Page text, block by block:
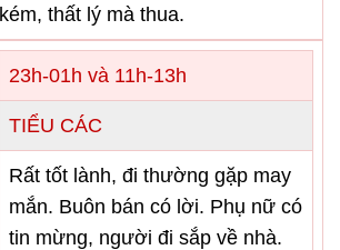
kém, thất lý mà thua.
23h-01h và 11h-13h
TIỂU CÁC
Rất tốt lành, đi thường gặp may
mắn. Buôn bán có lời. Phụ nữ có
tin mừng, người đi sắp về nhà.